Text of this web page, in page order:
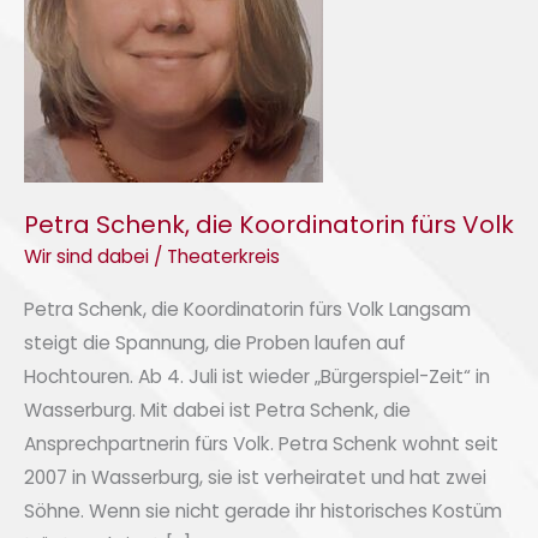
Petra Schenk, die Koordinatorin fürs Volk
Wir sind dabei / Theaterkreis
Petra Schenk, die Koordinatorin fürs Volk Langsam
steigt die Spannung, die Proben laufen auf
Hochtouren. Ab 4. Juli ist wieder „Bürgerspiel-Zeit“ in
Wasserburg. Mit dabei ist Petra Schenk, die
Ansprechpartnerin fürs Volk. Petra Schenk wohnt seit
2007 in Wasserburg, sie ist verheiratet und hat zwei
Söhne. Wenn sie nicht gerade ihr historisches Kostüm
Volk